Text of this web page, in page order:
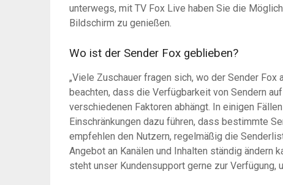
unterwegs, mit TV Fox Live haben Sie die
Bildschirm zu genießen.
Wo ist der Sender Fox geblieben?
„Viele Zuschauer fragen sich, wo der Sender
beachten, dass die Verfügbarkeit von Sendern
verschiedenen Faktoren abhängt. In einigen
Einschränkungen dazu führen, dass bestimmte
empfehlen den Nutzern, regelmäßig die
Angebot an Kanälen und Inhalten ständig ändern
steht unser Kundensupport gerne zur Verfügung,